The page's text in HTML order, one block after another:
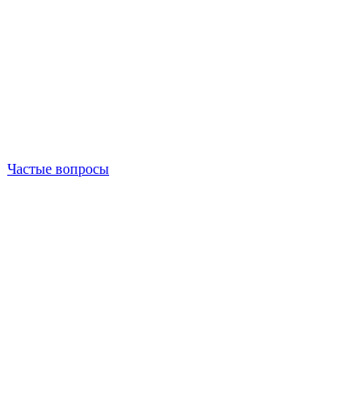
Частые вопросы